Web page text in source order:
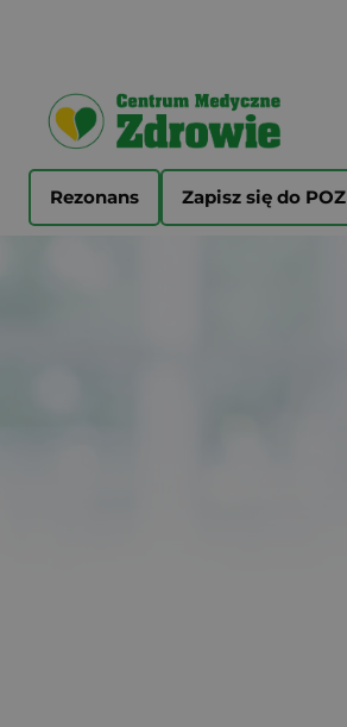
Rezonans Zapisz się do POZ